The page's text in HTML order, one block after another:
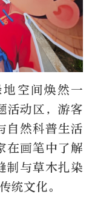
空间焕然一
动区，游客
自然科普生活
在画笔中了解
制与草木扎染
统文化。